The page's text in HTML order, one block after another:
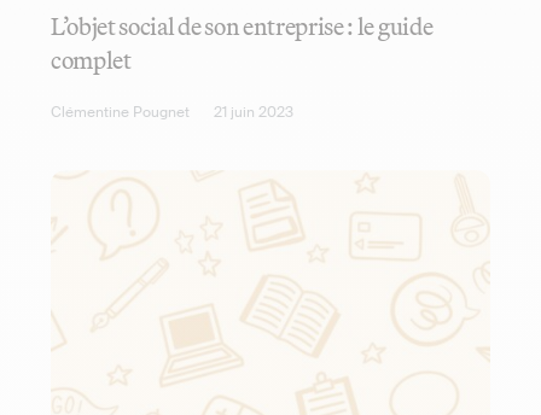
L’objet social de son entreprise : le guide
complet
Clémentine Pougnet 21 juin 2023